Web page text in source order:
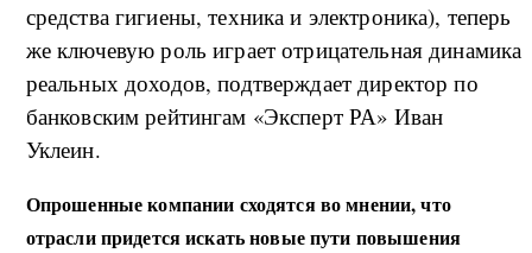
средства гигиены, техника и электроника), теперь
же ключевую роль играет отрицательная динамика
реальных доходов, подтверждает директор по
банковским рейтингам «Эксперт РА» Иван
Уклеин.
Опрошенные компании сходятся во мнении, что
отрасли придется искать новые пути повышения